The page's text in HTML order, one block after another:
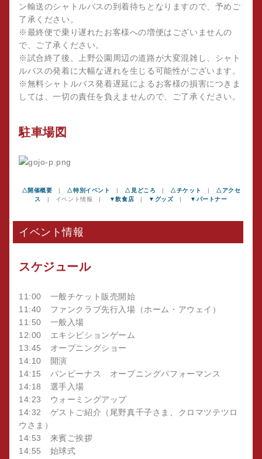
ン輸送のシャトルバスの到着待ちとなりますので、予めご
了承ください。
※最終便で乗り遅れたお客様への増便はございませんの
で、ご了承ください。
※試合終了後、上野公園周辺の道路が大変混雑し、シャト
ルバスの発着に大幅な遅れを生じる可能性がございます。
※無料シャトルバス発着遅延によるお客様の損害につきま
しては、一切の責任を負えませんので、ご了承ください。
駐車場図
△開催概要 | △特別イベント | △見どころ | △チケット | △アクセ
ス
| イベント情報 | ▼飲食店 | ▼グッズ| ▼パートナー
イベント情報
スケジュール
11:00 一般チケット販売開始
11:40 ファンクラブ先行入場（ホーム・アウェイ）
11:50 一般入場
12:00 エキシビションゲーム
13:45 オープニングショー
14:10 開演
14:15 バンビーナス オープニングパフォーマンス
14:18 選手入場
14:23 ウォーミングアップ
14:32 ゲストご紹介（尾野真千子さま、クロマツテツロ
ウさま）
14:53 来賓ご挨拶
14:55 始球式